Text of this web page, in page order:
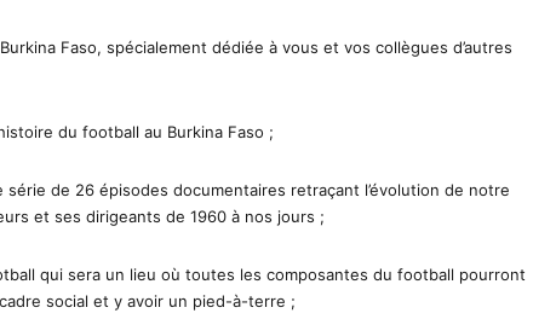
Faso, spécialement dédiée à vous et vos collègues d’autres
du football au Burkina Faso ;
série de 26 épisodes documentaires retraçant l’évolution de notre
et ses dirigeants de 1960 à nos jours ;
qui sera un lieu où toutes les composantes du football pourront
social et y avoir un pied-à-terre ;